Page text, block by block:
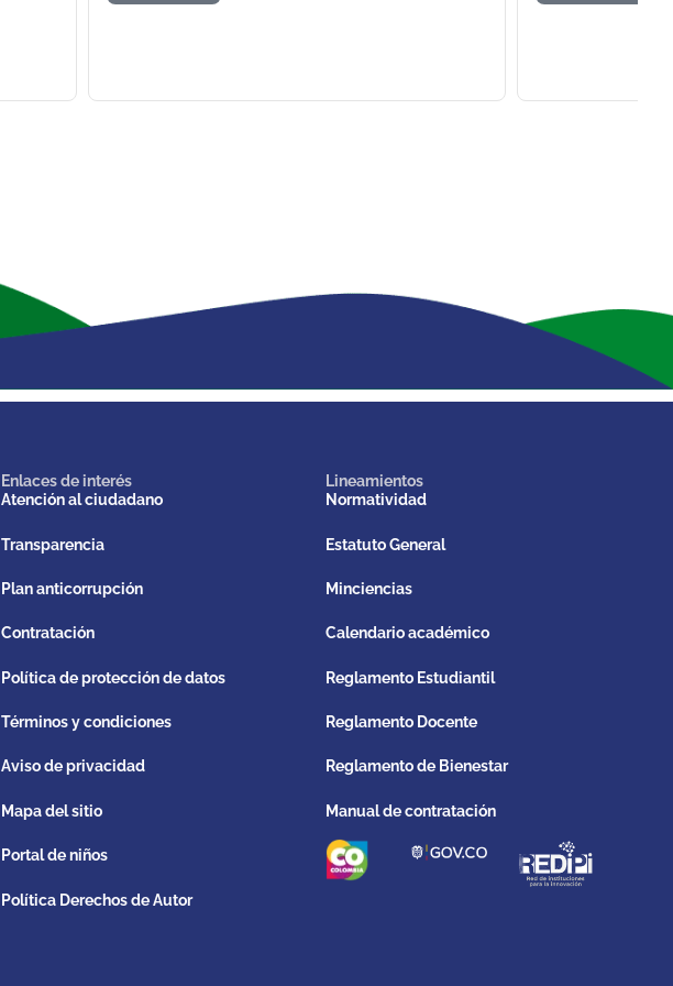
Enlaces de interés
Atención al ciudadano
Transparencia
Plan anticorrupción
Contratación
Política de protección de datos
Términos y condiciones
Aviso de privacidad
Mapa del sitio
Portal de niños
Política Derechos de Autor
Lineamientos
Normatividad
Estatuto General
Minciencias
Calendario académico
Reglamento Estudiantil
Reglamento Docente
Reglamento de Bienestar
Manual de contratación